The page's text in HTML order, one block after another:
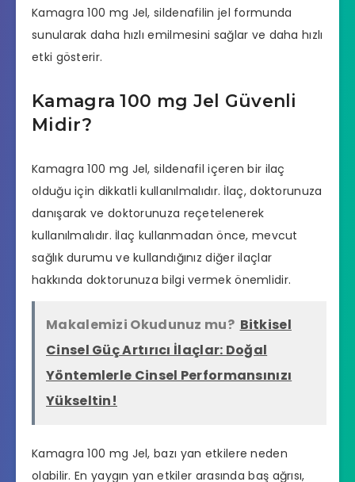
Kamagra 100 mg Jel, sildenafilin jel formunda
sunularak daha hızlı emilmesini sağlar ve daha hızlı
etki gösterir.
Kamagra 100 mg Jel Güvenli
Midir?
Kamagra 100 mg Jel, sildenafil içeren bir ilaç
olduğu için dikkatli kullanılmalıdır. İlaç, doktorunuza
danışarak ve doktorunuza reçetelenerek
kullanılmalıdır. İlaç kullanmadan önce, mevcut
sağlık durumu ve kullandığınız diğer ilaçlar
hakkında doktorunuza bilgi vermek önemlidir.
Makalemizi Okudunuz mu? Bitkisel
Cinsel Güç Artırıcı İlaçlar: Doğal
Yöntemlerle Cinsel Performansınızı
Yükseltin!
Kamagra 100 mg Jel, bazı yan etkilere neden
olabilir. En yaygın yan etkiler arasında baş ağrısı,